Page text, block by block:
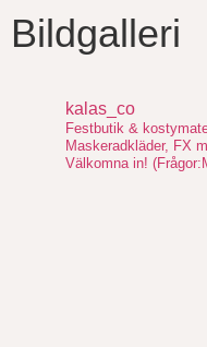
Bildgalleri
kalas_co
Festbutik &
Maskeradkläder, FX
Välkomna in!